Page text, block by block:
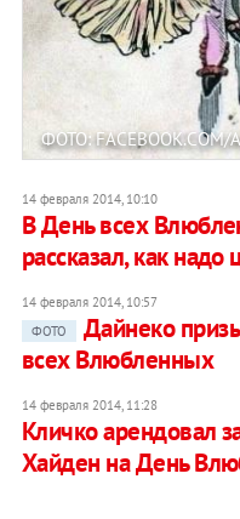
ФОТО: FACEBOOK.COM/
14 февраля 2014, 10:10
В День всех
рассказал, как надо
14 февраля 2014, 10:57
ФОТО
Дайнеко
всех Влюбленных
14 февраля 2014, 11:28
Кличко арендовал
Хайден на День